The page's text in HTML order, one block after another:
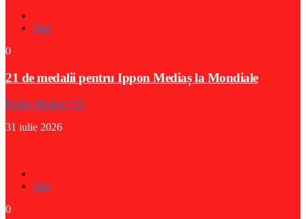
Stiri
0
21 de medalii pentru Ippon Mediaș la Mondiale
Radio Medias 725
31 iulie 2026
Stiri
0